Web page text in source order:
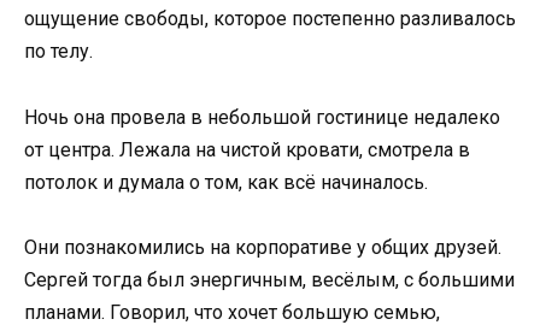
ощущение свободы, которое постепенно разливалось
по телу.
Ночь она провела в небольшой гостинице недалеко
от центра. Лежала на чистой кровати, смотрела в
потолок и думала о том, как всё начиналось.
Они познакомились на корпоративе у общих друзей.
Сергей тогда был энергичным, весёлым, с большими
планами. Говорил, что хочет большую семью,